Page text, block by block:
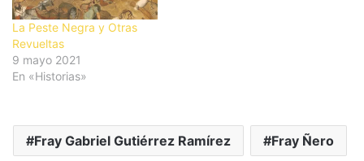
La Peste Negra y Otras
Revueltas
9 mayo 2021
En «Historias»
Fray Gabriel Gutiérrez Ramírez Fray Ñero